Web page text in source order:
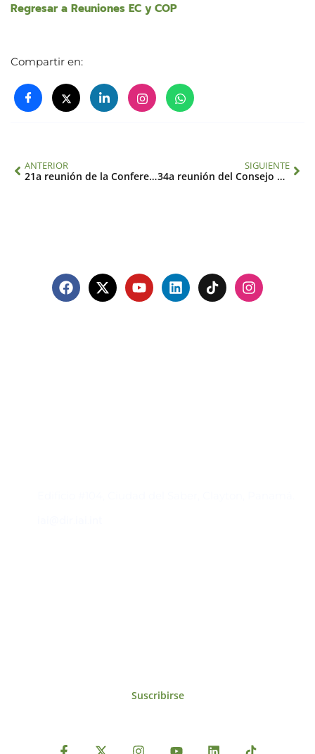
Regresar a Reuniones EC y COP
Compartir en:
ANTERIOR
21a reunión de la Conferencia de las Partes
SIGUIENTE
34a reunión del Consejo Ejecutivo
Suscribirse